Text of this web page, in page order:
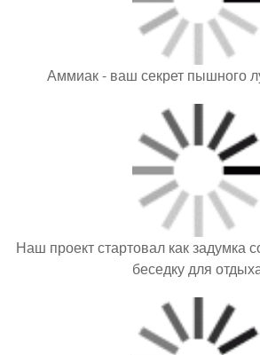
Аммиак - ваш секрет пышного
Наш проект стартовал как задумка
беседку для